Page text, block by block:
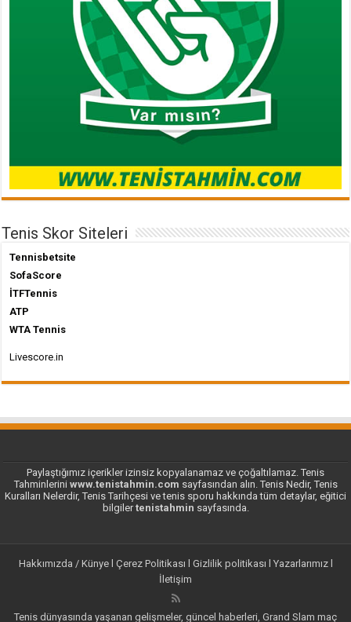
Tenis Skor Siteleri
Tennisbetsite
SofaScore
İTFTennis
ATP
WTA Tennis
Livescore.in
Paylaştığımız içerikler izinsiz kopyalanamaz ve çoğaltılamaz. Tenis
Tahminlerini www.tenistahmin.com sayfasından alın. Tenis Nedir, Tenis
Kuralları Nelerdir, Tenis Tarihçesi ve tenis sporu hakkında tüm detaylar, eğitici
bilgilertenistahmin sayfasında.
Hakkımızda / Künyel Çerez Politikası l Gizlilik politikası l Yazarlarımızl
İletişim
Tenis dünyasında yaşanan gelişmeler, güncel haberleri, Grand Slam maç